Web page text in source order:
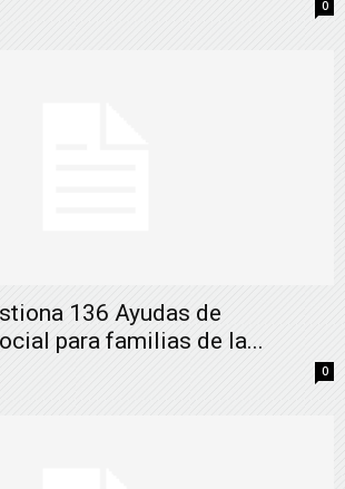
0
136 Ayudas de
para familias de la...
0